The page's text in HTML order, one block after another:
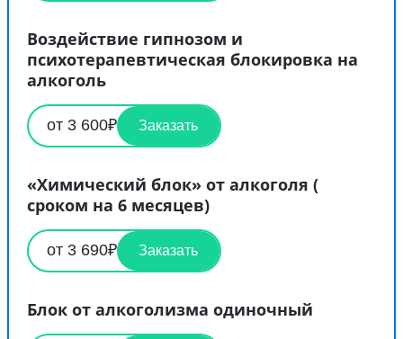
Воздействие гипнозом и
психотерапевтическая блокировка на
алкоголь
от 3 600₽ Заказать
«Химический блок» от алкоголя (
сроком на 6 месяцев)
от 3 690₽ Заказать
Блок от алкоголизма одиночный